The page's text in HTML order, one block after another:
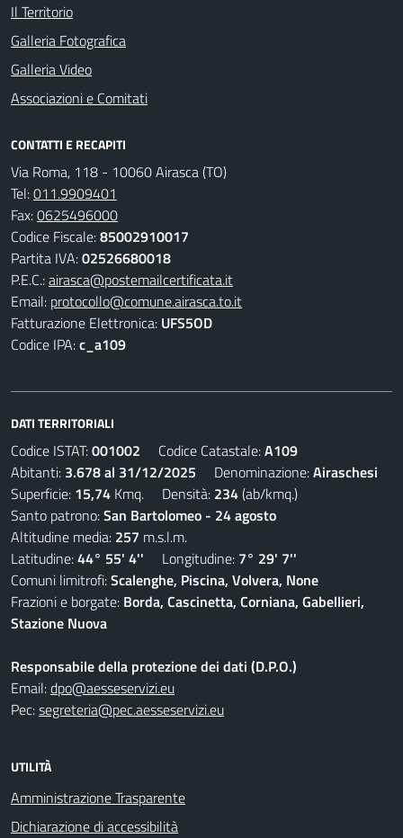
Il Territorio
Galleria Fotografica
Galleria Video
Associazioni e Comitati
CONTATTI E RECAPITI
Via Roma, 118 - 10060 Airasca (TO)
Tel:011.9909401
Fax:0625496000
Codice Fiscale:85002910017
Partita IVA:02526680018
P.E.C.:airasca@postemailcertificata.it
Email: protocollo@comune.airasca.to.it
Fatturazione Elettronica: UFS5OD
Codice IPA:c_a109
DATI TERRITORIALI
Codice ISTAT:001002 Codice Catastale:A109
Abitanti: 3.678 al 31/12/2025 Denominazione:Airaschesi
Superficie: 15,74 Kmq. Densità: 234(ab/kmq.)
Santo patrono:San Bartolomeo - 24 agosto
Altitudine media: 257 m.s.l.m.
Latitudine:44° 55' 4'' Longitudine: 7° 29' 7''
Comuni limitrofi:Scalenghe, Piscina, Volvera, None
Frazioni e borgate: Borda, Cascinetta, Corniana, Gabellieri,
Stazione Nuova
Responsabile della protezione dei dati (D.P.O.)
Email:dpo@aesseservizi.eu
Pec:segreteria@pec.aesseservizi.eu
UTILITÀ
Amministrazione Trasparente
Dichiarazione di accessibilità